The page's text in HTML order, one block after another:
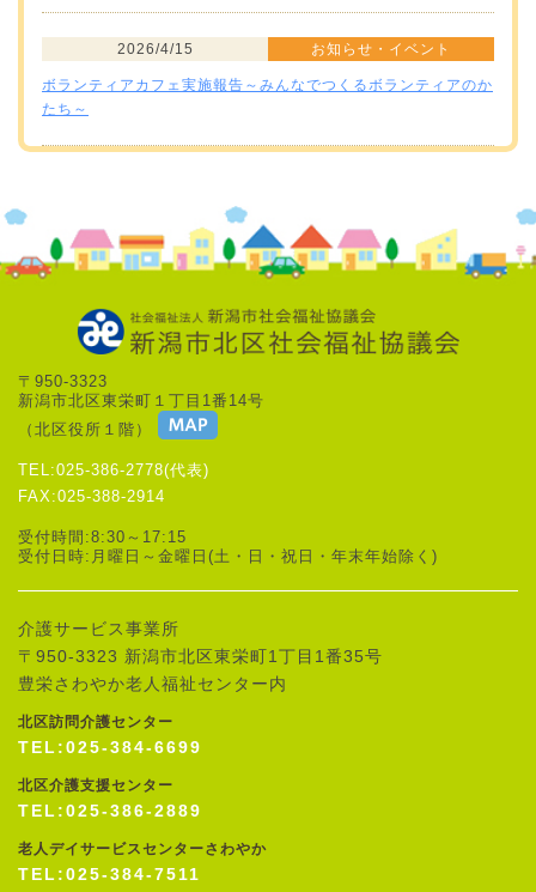
2026/4/15 お知らせ・イベント
ボランティアカフェ実施報告～みんなでつくるボランティアのか
たち～
〒950-3323
新潟市北区東栄町１丁目1番14号
（北区役所１階）
TEL:025-386-2778(代表)
FAX:025-388-2914
受付時間:8:30～17:15
受付日時:月曜日～金曜日(土・日・祝日・年末年始除く)
介護サービス事業所
〒950-3323 新潟市北区東栄町1丁目1番35号
豊栄さわやか老人福祉センター内
北区訪問介護センター
TEL:025-384-6699
北区介護支援センター
TEL:025-386-2889
老人デイサービスセンターさわやか
TEL:025-384-7511